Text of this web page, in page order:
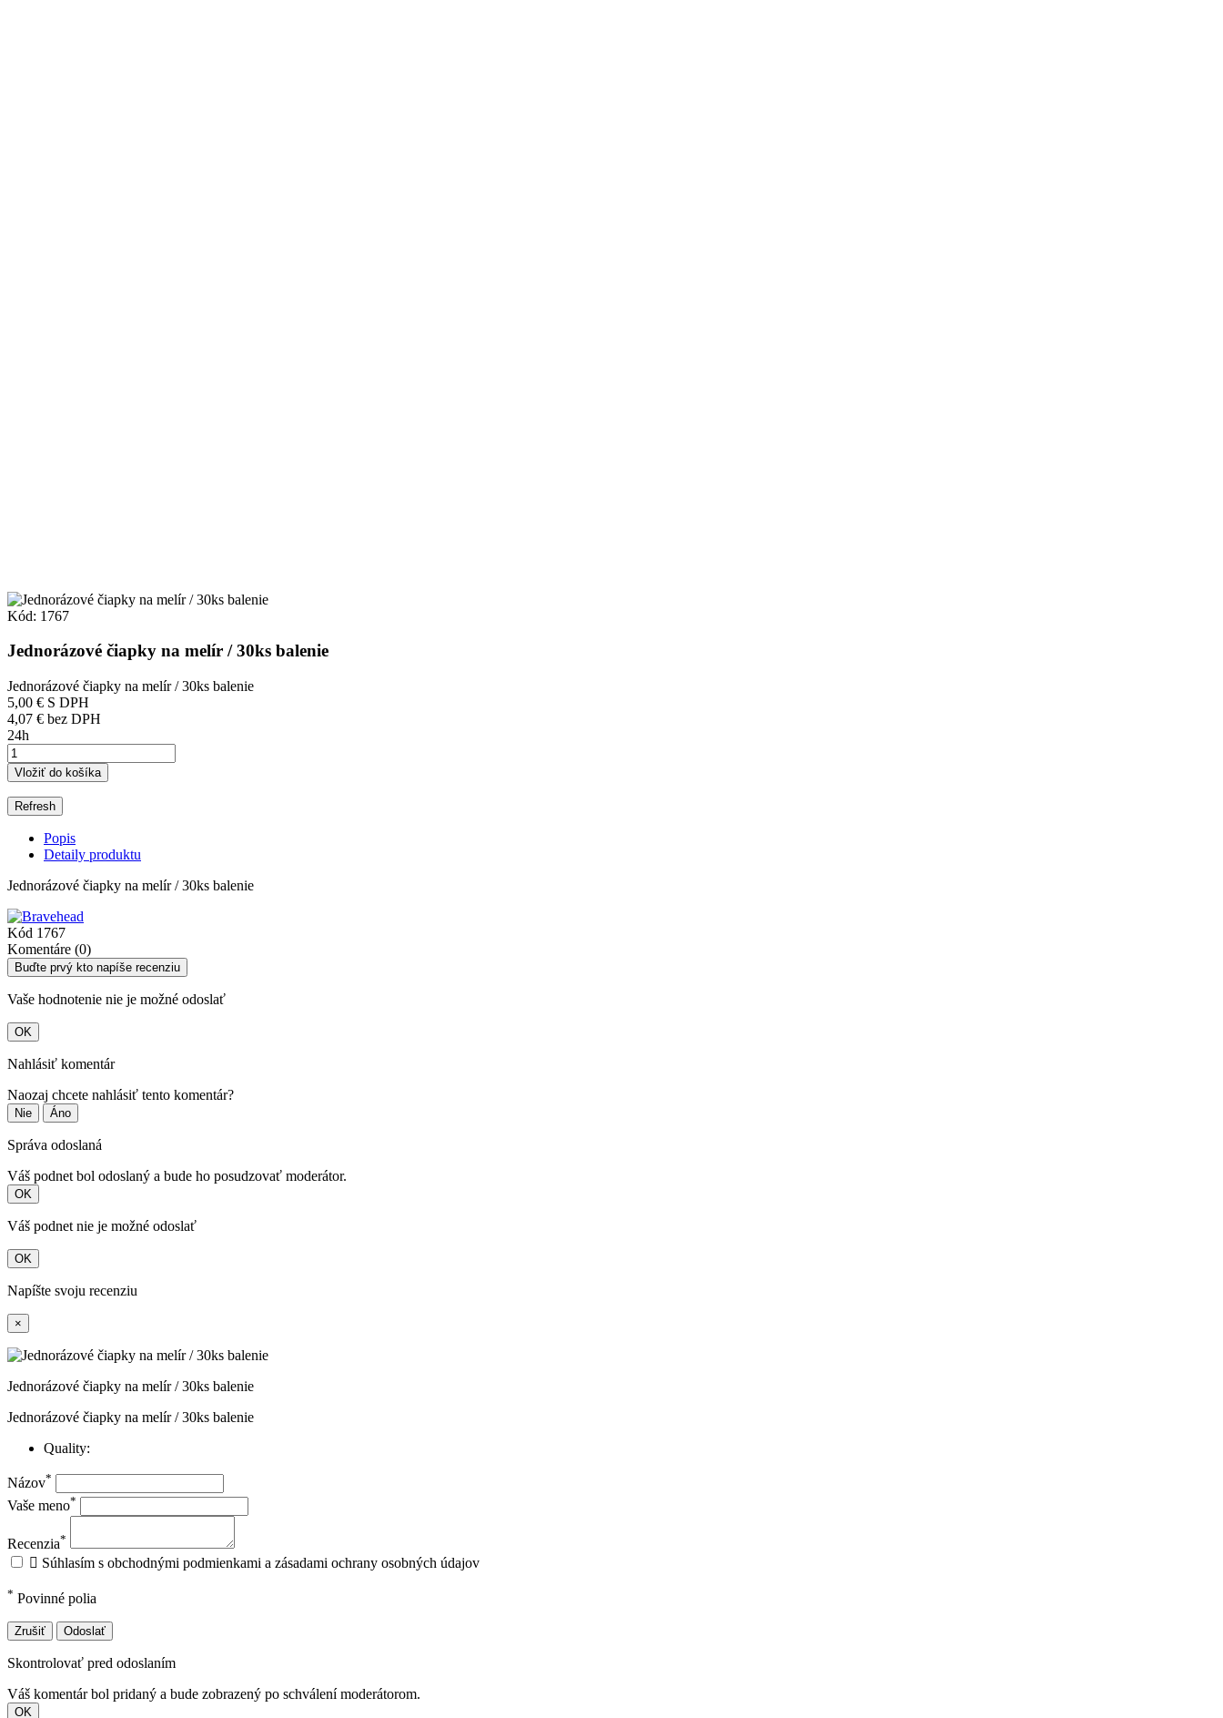
Kód: 1767
Jednorázové čiapky na melír / 30ks balenie
Jednorázové čiapky na melír / 30ks balenie
5,00 € S DPH
4,07 € bez DPH
24h
Vložiť do košíka
Popis
Detaily produktu
Jednorázové čiapky na melír / 30ks balenie
Kód 1767
Komentáre (0)
Buďte prvý kto napíše recenziu
Vaše hodnotenie nie je možné odoslať
OK
Nahlásiť komentár
Naozaj chcete nahlásiť tento komentár?
Nie Áno
Správa odoslaná
Váš podnet bol odoslaný a bude ho posudzovať moderátor.
OK
Váš podnet nie je možné odoslať
OK
Napíšte svoju recenziu
×
Jednorázové čiapky na melír / 30ks balenie
Jednorázové čiapky na melír / 30ks balenie
Quality:
Názov*
Vaše meno*
Recenzia*
 Súhlasím s obchodnými podmienkami a zásadami ochrany osobných údajov
* Povinné polia
Zrušiť Odoslať
Skontrolovať pred odoslaním
Váš komentár bol pridaný a bude zobrazený po schválení moderátorom.
OK